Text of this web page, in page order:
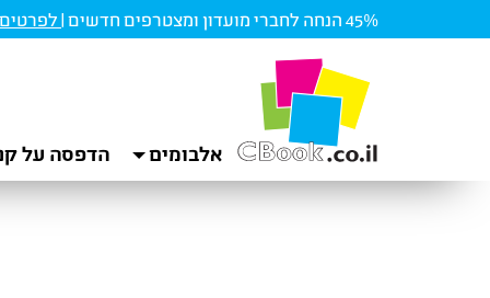
45% הנחה לחברי מועדון ומצטרפים חדשים |
אלבומים הדפסה על